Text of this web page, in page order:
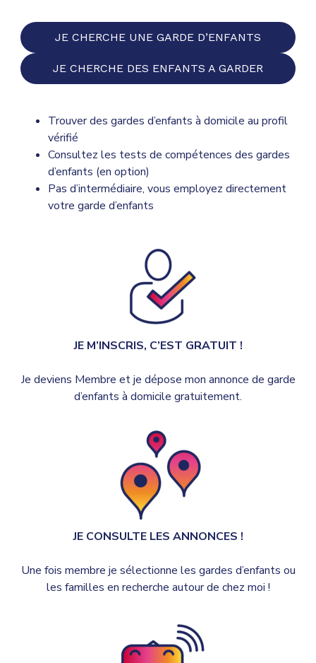
JE CHERCHE UNE GARDE D’ENFANTS
JE CHERCHE DES ENFANTS A GARDER
Trouver des gardes d’enfants à domicile au profil
vérifié
Consultez les tests de compétences des gardes
d’enfants (en option)
Pas d’intermédiaire, vous employez directement
votre garde d’enfants
JE M’INSCRIS, C’EST GRATUIT !
Je deviens Membre et je dépose mon annonce de garde
d’enfants à domicile gratuitement.
JE CONSULTE LES ANNONCES !
Une fois membre je sélectionne les gardes d’enfants ou
les familles en recherche autour de chez moi !